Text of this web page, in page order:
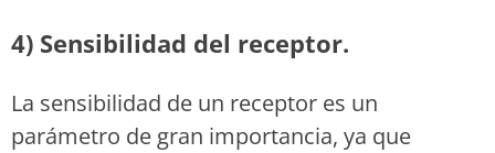
4) Sensibilidad del receptor.
La sensibilidad de un receptor es un
parámetro de gran importancia, ya que